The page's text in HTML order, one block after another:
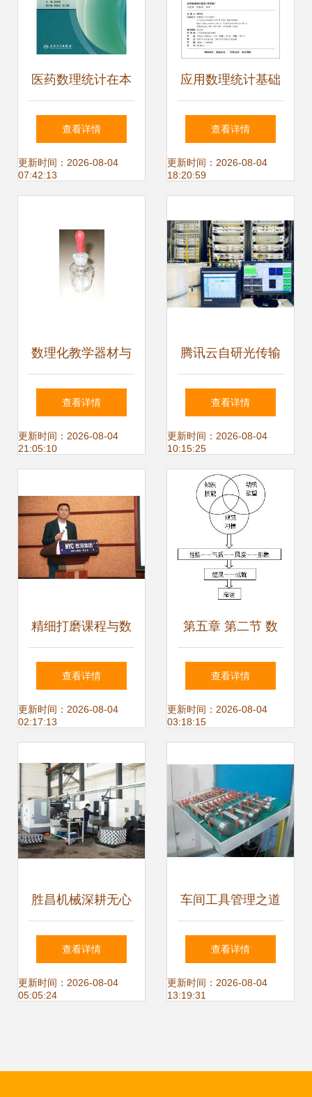
医药数理统计在本
科教学实践中的优
化应用——基于
法》第4版的教学
思考
查看详情
更新时间：2026-08-04
07:42:13
应用数理统计基础
从理论到实践的科
学桥梁
查看详情
更新时间：2026-08-04
18:20:59
数理化教学器材与
化验仪器设备 从供
应到实践的教学赋
查看详情
更新时间：2026-08-04
21:05:10
腾讯云自研光传输
设备助力数据中心
互联，数理教学器
材迎来技术变革
查看详情
更新时间：2026-08-04
10:15:25
精细打磨课程与数
理教学器材，NYC
纽约国际早教为孩
验
查看详情
更新时间：2026-08-04
02:17:13
第五章 第二节 数
理教学器材
查看详情
更新时间：2026-08-04
03:18:15
胜昌机械深耕无心
磨领域数十年,立志
生产高精高稳定高
查看详情
更新时间：2026-08-04
05:05:24
车间工具管理之道
看图解锁数理教学
器材的正确方式
查看详情
更新时间：2026-08-04
13:19:31